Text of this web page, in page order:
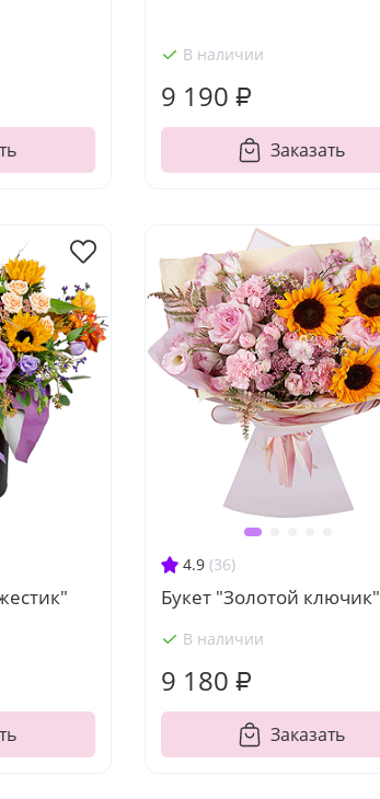
В наличии
9 190 ₽
Заказать
4.9 (36)
Букет "Золотой ключик"
В наличии
9 180 ₽
Заказать